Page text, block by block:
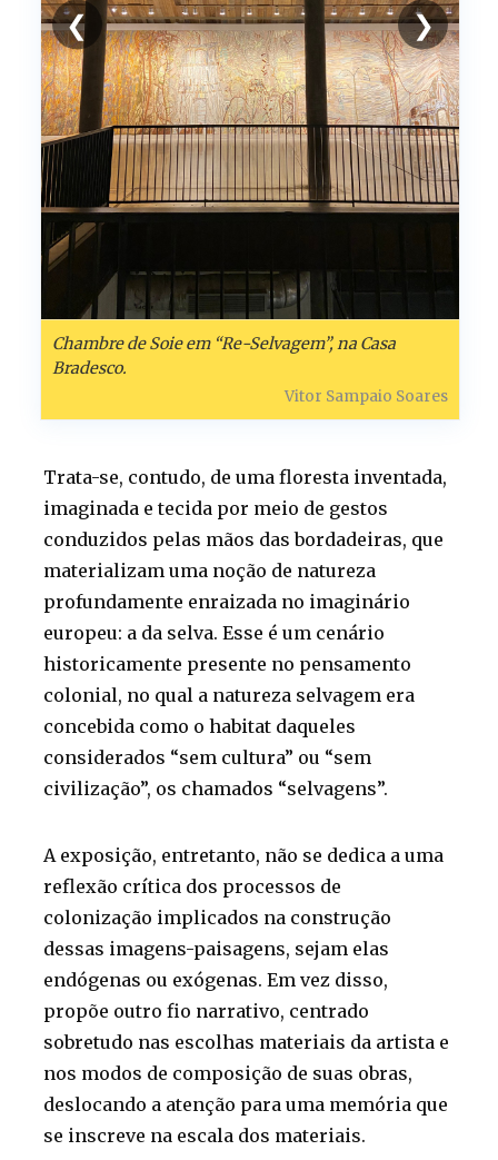
Chambre de Soie em “Re-Selvagem”, na Casa
Bradesco.
Vitor Sampaio Soares
❮ ❯
Trata-se, contudo, de uma floresta inventada,
imaginada e tecida por meio de gestos
conduzidos pelas mãos das bordadeiras, que
materializam uma noção de natureza
profundamente enraizada no imaginário
europeu: a da selva. Esse é um cenário
historicamente presente no pensamento
colonial, no qual a natureza selvagem era
concebida como o habitat daqueles
considerados “sem cultura” ou “sem
civilização”, os chamados “selvagens”.
A exposição, entretanto, não se dedica a uma
reflexão crítica dos processos de
colonização implicados na construção
dessas imagens-paisagens, sejam elas
endógenas ou exógenas. Em vez disso,
propõe outro fio narrativo, centrado
sobretudo nas escolhas materiais da artista e
nos modos de composição de suas obras,
deslocando a atenção para uma memória que
se inscreve na escala dos materiais.